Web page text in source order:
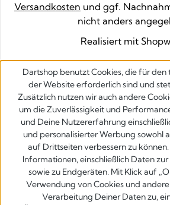
Versandkosten und ggf.
nicht anders
Realisiert mit
Dartshop benutzt Cookies, die für den
der Website erforderlich sind und
Zusätzlich nutzen wir auch andere
um die Zuverlässigkeit und
und Deine Nutzererfahrung
und personalisierter Werbung sowohl
auf Drittseiten verbessern zu
Informationen, einschließlich Daten
sowie zu Endgeräten. Mit Klick auf
Verwendung von Cookies und
Verarbeitung Deiner Daten zu,